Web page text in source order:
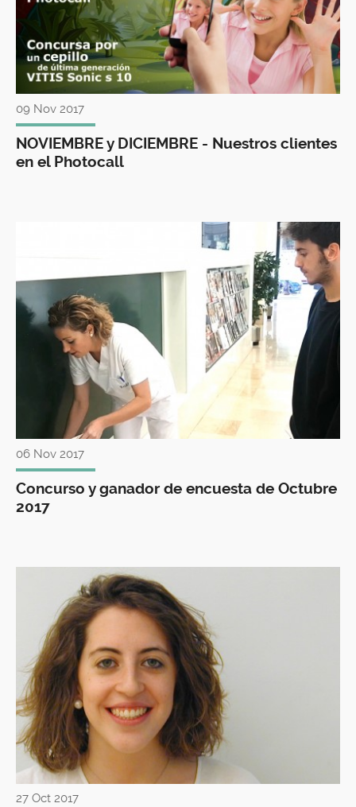
09 Nov 2017
NOVIEMBRE y DICIEMBRE - Nuestros clientes
en el Photocall
06 Nov 2017
Concurso y ganador de encuesta de Octubre
2017
27 Oct 2017